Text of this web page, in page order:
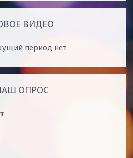
ВИДЕО
период нет.
ОПРОС